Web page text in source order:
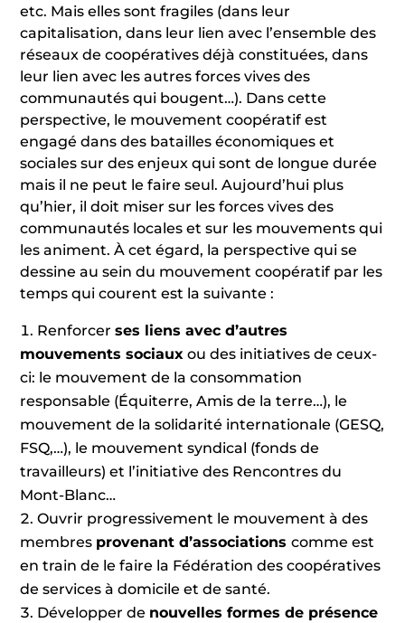
etc. Mais elles sont fragiles (dans leur
capitalisation, dans leur lien avec l’ensemble des
réseaux de coopératives déjà constituées, dans
leur lien avec les autres forces vives des
communautés qui bougent…). Dans cette
perspective, le mouvement coopératif est
engagé dans des batailles économiques et
sociales sur des enjeux qui sont de longue durée
mais il ne peut le faire seul. Aujourd’hui plus
qu’hier, il doit miser sur les forces vives des
communautés locales et sur les mouvements qui
les animent. À cet égard, la perspective qui se
dessine au sein du mouvement coopératif par les
temps qui courent est la suivante :
Renforcerses liens avec d’autres
mouvements sociaux ou des initiatives de ceux-
ci: le mouvement de la consommation
responsable (Équiterre, Amis de la terre…), le
mouvement de la solidarité internationale (GESQ,
FSQ,…), le mouvement syndical (fonds de
travailleurs) et l’initiative des Rencontres du
Mont-Blanc…
Ouvrir progressivement le mouvement à des
membres provenant d’associationscomme est
en train de le faire la Fédération des coopératives
de services à domicile et de santé.
Développer de nouvelles formes de présence